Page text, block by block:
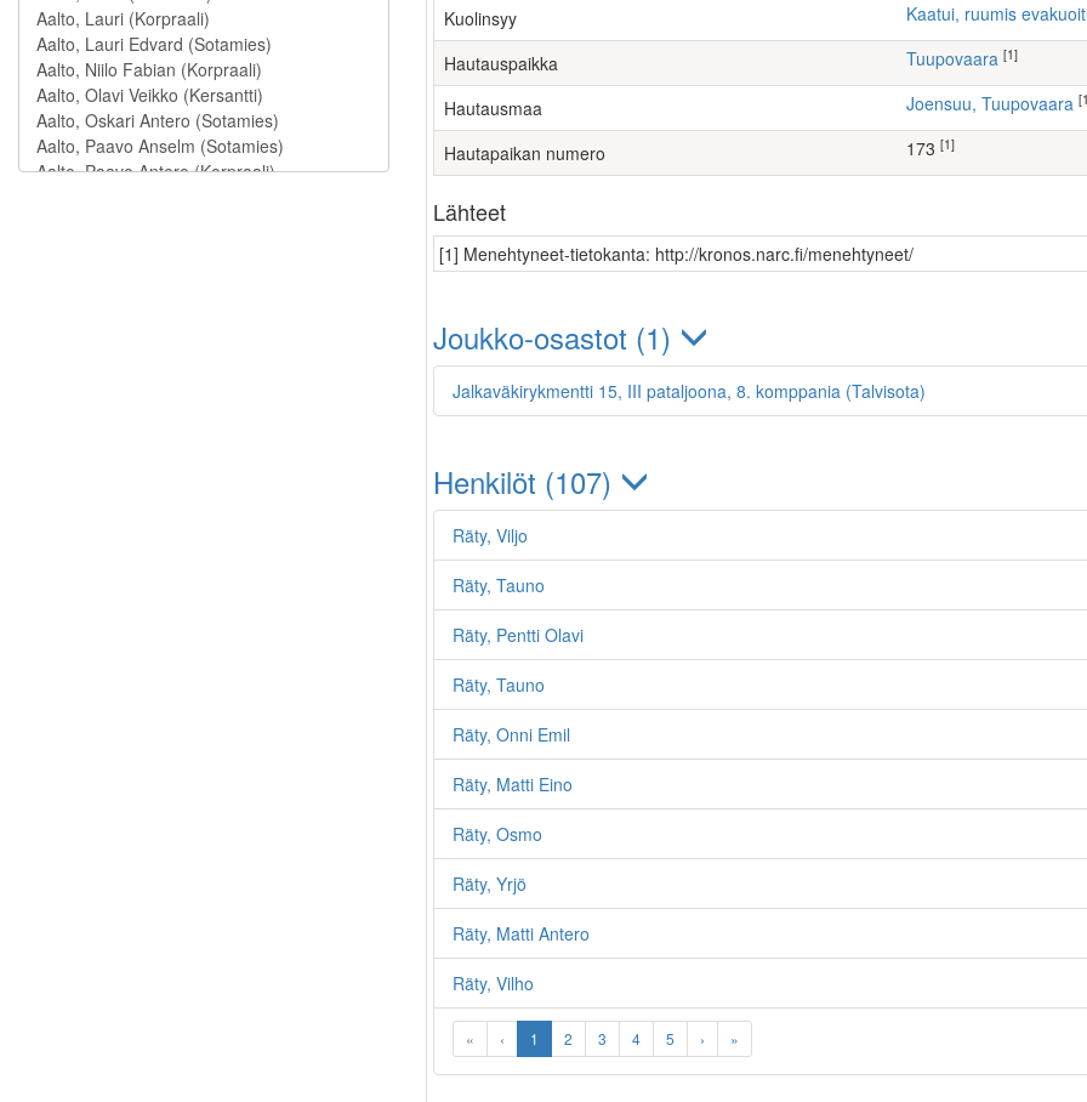
Kuolinsyy Kaatui, ruumis
Hautauspaikka Tuupovaara [1]
Hautausmaa Joensuu, Tuupovaara
Hautapaikan numero 173 [1]
Lähteet
[1] Menehtyneet-tietokanta: http://kronos.narc.fi/menehtyneet/
Joukko-osastot (1)
Jalkaväkirykmentti 15, III pataljoona, 8. komppania (Talvisota)
Henkilöt (107)
Räty, Viljo
Räty, Tauno
Räty, Pentti Olavi
Räty, Tauno
Räty, Onni Emil
Räty, Matti Eino
Räty, Osmo
Räty, Yrjö
Räty, Matti Antero
Räty, Vilho
« ‹ 1 2 3 4 5 › »